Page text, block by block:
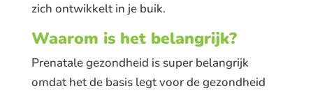
zich ontwikkelt in je buik.
Waarom is het belangrijk?
Prenatale gezondheid is super belangrijk
omdat het de basis legt voor de gezondheid